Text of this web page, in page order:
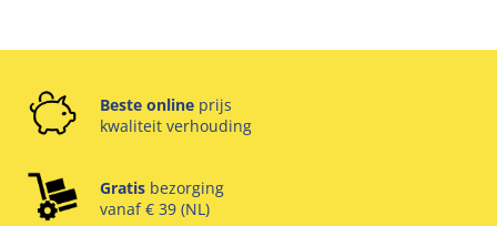
Beste online prijs
kwaliteit verhouding
Gratis bezorging
vanaf € 39 (NL)